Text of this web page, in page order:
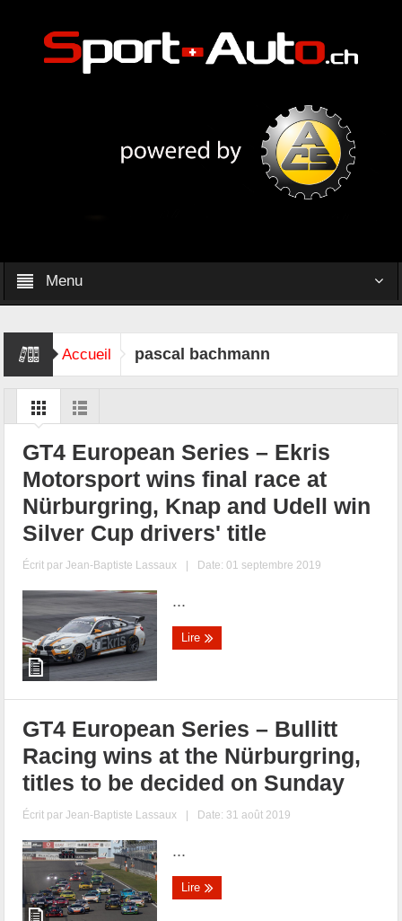
Menu
Accueil pascal bachmann
GT4 European Series – Ekris
Motorsport wins final race at
Nürburgring, Knap and Udell win
Silver Cup drivers' title
Écrit parJean-Baptiste Lassaux | Date: 01 septembre 2019
...
Lire
GT4 European Series – Bullitt
Racing wins at the Nürburgring,
titles to be decided on Sunday
Écrit parJean-Baptiste Lassaux | Date: 31 août 2019
...
Lire